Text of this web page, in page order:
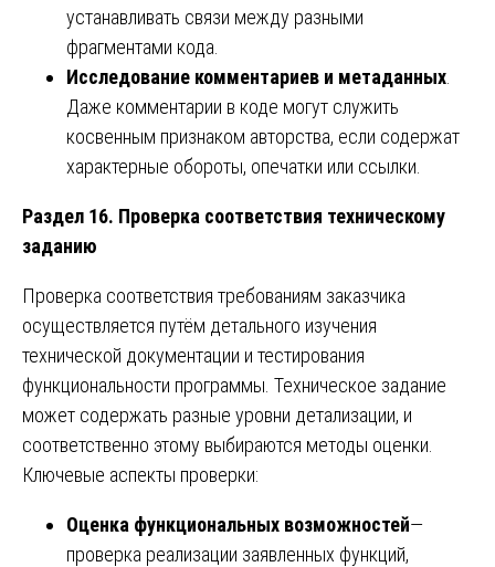
устанавливать связи между разными
фрагментами кода.
Исследование комментариев и метаданных
Даже комментарии в коде могут служить
косвенным признаком авторства, если содержат
характерные обороты, опечатки или ссылки.
Раздел 16. Проверка соответствия техническому
заданию
Проверка соответствия требованиям заказчика
осуществляется путём детального изучения
технической документации и тестирования
функциональности программы. Техническое задание
может содержать разные уровни детализации, и
соответственно этому выбираются методы оценки.
Ключевые аспекты проверки:
Оценка функциональных возможностей—
проверка реализации заявленных функций,